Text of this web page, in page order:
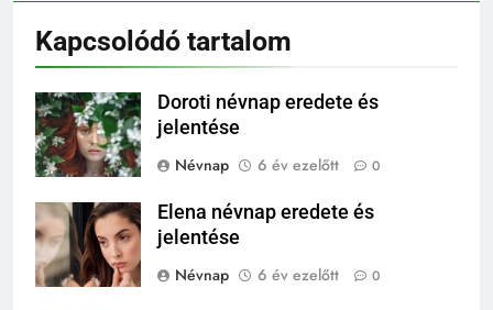
Kapcsolódó tartalom
Doroti névnap eredete és
jelentése
Névnap
6 év ezelőtt 0
Elena névnap eredete és
jelentése
Névnap
6 év ezelőtt 0